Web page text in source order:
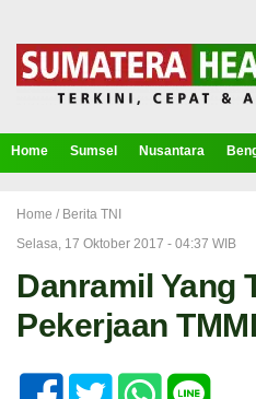
Home Sumsel Nusantara
Home / Berita TNI
Selasa, 17 Oktober 2017 - 04:37 WIB
Danramil Yang
Pekerjaan